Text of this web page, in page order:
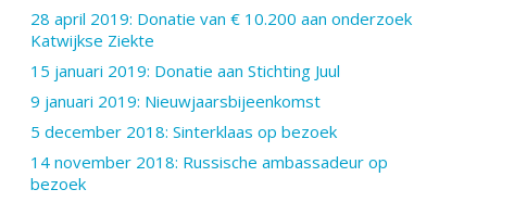
28 april 2019: Donatie van € 10.200 aan onderzoek
Katwijkse Ziekte
15 januari 2019: Donatie aan Stichting Juul
9 januari 2019: Nieuwjaarsbijeenkomst
5 december 2018: Sinterklaas op bezoek
14 november 2018: Russische ambassadeur op
bezoek